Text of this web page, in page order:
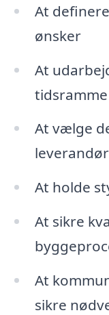
At
ønsker
At
tidsramme
At vælge
At holde
At sikre
At
sikre